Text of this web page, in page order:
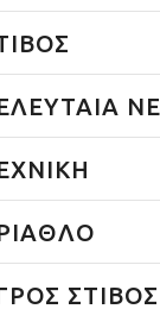
ΣΤΙΒΟΣ